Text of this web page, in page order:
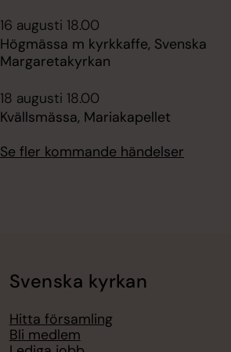
16 augusti 18.00
Högmässa m kyrkkaffe, Svenska
Margaretakyrkan
18 augusti 18.00
Kvällsmässa, Mariakapellet
Se fler kommande händelser
Svenska kyrkan
Hitta församling
Bli medlem